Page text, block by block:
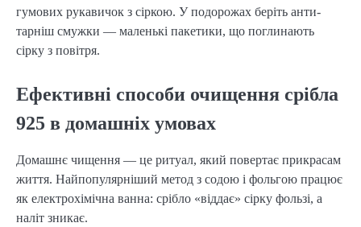
гумових рукавичок з сіркою. У подорожах беріть анти-
тарніш смужки — маленькі пакетики, що поглинають
сірку з повітря.
Ефективні способи очищення срібла
925 в домашніх умовах
Домашнє чищення — це ритуал, який повертає прикрасам
життя. Найпопулярніший метод з содою і фольгою працює
як електрохімічна ванна: срібло «віддає» сірку фользі, а
наліт зникає.